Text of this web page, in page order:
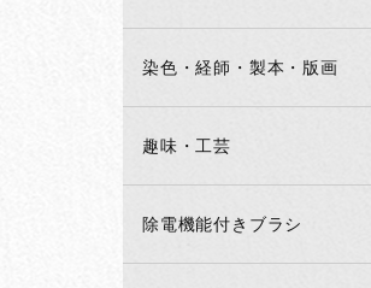
染色・経師・製本・版画
趣味・工芸
除電機能付きブラシ